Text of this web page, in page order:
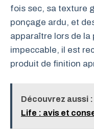
fois sec, sa texture
ponçage ardu, et
apparaître lors de
impeccable, il est
produit de finition
Découvrez aussi :
Life : avis et